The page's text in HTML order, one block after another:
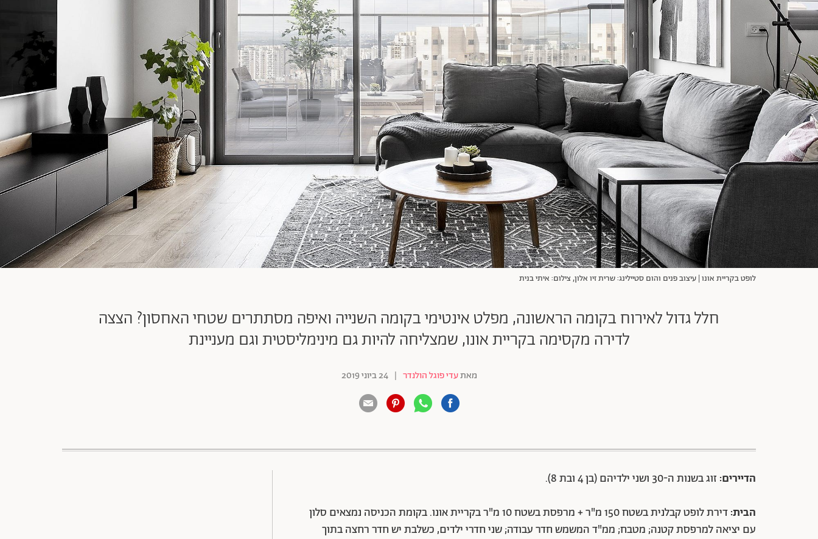
לופט בקריית אונו | עיצוב פנים והום סטיילינג: שרית זיו אלון, צילום: איתי בנית
חלל גדול לאירוח בקומה הראשונה, מפלט אינטימי בקומה השנייה ואיפה מסתתרים שטחי האחסון? הצצה
לדירה מקסימה בקריית אונו, שמצליחה להיות גם מינימליסטית וגם מעניינת
מאתעדי פוגל הולנדר | 24 ביוני 2019
הדיירים: זוג בשנות ה-30 ושני ילדיהם (בן 4 ובת 8).
הבית:
דירת לופט קבלנית בשטח 150 מ"ר + מרפסת בשטח 10 מ"ר בקריית אונו. בקומת הכניסה נמצאים סלון
עם יציאה למרפסת קטנה; מטבח; ממ"ד המשמש חדר עבודה; שני חדרי ילדים, כשלבת יש חדר רחצה בתוך